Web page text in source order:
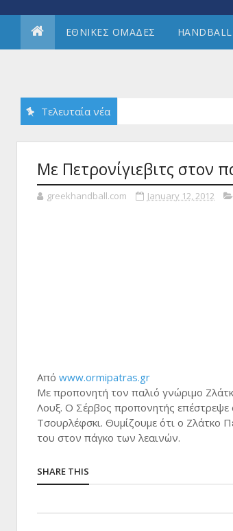
ΕΘΝΙΚΕΣ ΟΜΑΔΕΣ
Τελευταία νέα
Με Πετρονίγιεβιτς στον
greekhandball.com January 12, 2012
Από www.ormipatras.gr
Με προπονητή τον παλιό γνώριμο
Λουξ. Ο Σέρβος προπονητής
Τσουρλέφσκι. Θυμίζουμε ότι ο Ζλάτκο
του στον πάγκο των λεαινών.
SHARE THIS